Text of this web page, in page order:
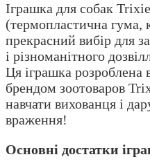
Іграшка для собак
(термопластична гума,
прекрасний вибір для
і різноманітного
Ця іграшка
брендом зоотоваров
навчати вихованця і
враження!
Основні достатки